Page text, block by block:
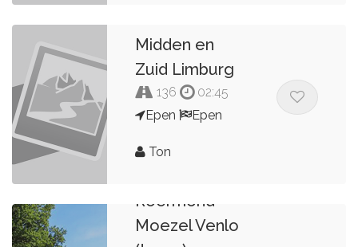
Midden en
Zuid Limburg
136
02:45
Epen
Epen
Ton
Roermond
Moezel Venlo